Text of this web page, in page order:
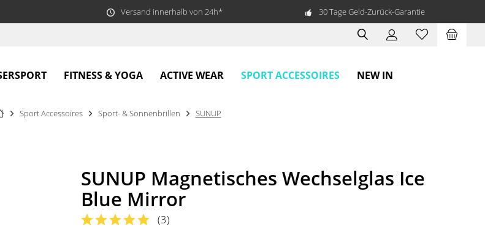
Versand innerhalb von 24h* 30 Tage Geld-Zurück-Garantie
FITNESS & YOGA ACTIVE WEAR SPORT ACCESSOIRES NEW IN
Sport Accessoires Sport- & Sonnenbrillen SUNUP
SUNUP Magnetisches Wechselglas Ice
Blue Mirror
(3)